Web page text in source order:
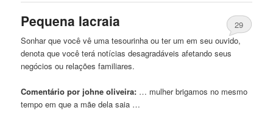
Pequena lacraia
29
Sonhar que você vê uma tesourinha ou ter um em seuouvido,
denota que você terá notícias desagradáveis ​​afetando seus
negócios ou relações familiares.
Comentário por johne oliveira: … mulher brigamos no mesmo
tempo em que a mãe dela saia …